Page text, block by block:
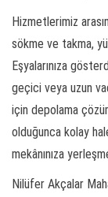
Hizmetlerimiz
sökme ve takma,
Eşyalarınıza
geçici veya uzun
için depolama
olduğunca kolay
mekânınıza
Nilüfer Akçalar